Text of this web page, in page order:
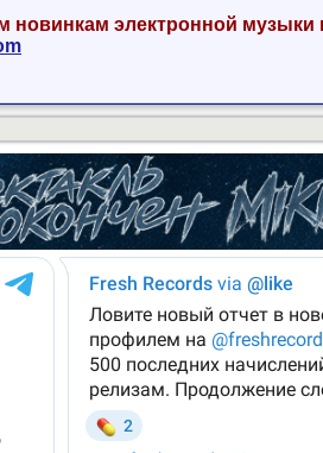
новинкам электронной